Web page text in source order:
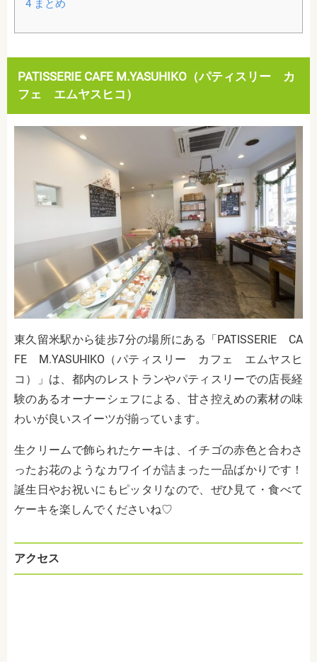
4まとめ
PATISSERIE CAFE M.YASUHIKO（パティスリー カ
フェ エムヤスヒコ）
東久留米駅から徒歩7分の場所にある「PATISSERIE CA
FE M.YASUHIKO（パティスリー カフェ エムヤスヒ
コ）」は、都内のレストランやパティスリーでの店長経
験のあるオーナーシェフによる、甘さ控えめの素材の味
わいが良いスイーツが揃っています。
生クリームで飾られたケーキは、イチゴの赤色と合わさ
ったお花のようなカワイイが詰まった一品ばかりです！
誕生日やお祝いにもピッタリなので、ぜひ見て・食べて
ケーキを楽しんでくださいね♡
アクセス